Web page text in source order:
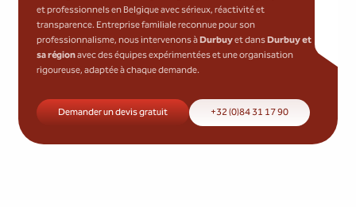
et professionnels en Belgique avec sérieux, réactivité et
transparence. Entreprise familiale reconnue pour son
professionnalisme, nous intervenons àDurbuyet dansDurbuy et
sa régionavec des équipes expérimentées et une organisation
rigoureuse, adaptée à chaque demande.
Demander un devis gratuit +32 (0)84 31 17 90